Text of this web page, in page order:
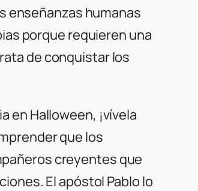
enseñanzas humanas
porque requieren una
de conquistar los
en Halloween, ¡vívela
que los
creyentes que
El apóstol Pablo lo